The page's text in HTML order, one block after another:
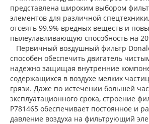
представлена широким выбором
элементов для различной
отсеять 99.9% вредных веществ и
пылеулавливающую способность на
Первичный воздушный фильтр
способен обеспечить двигатель
надежно защищая внутренние
содержащихся в воздухе мелких
грязи. Даже по истечении большей
эксплуатационного срока, строение
P781465 обеспечивает постоянное и
давление воздуха на фильтрующий